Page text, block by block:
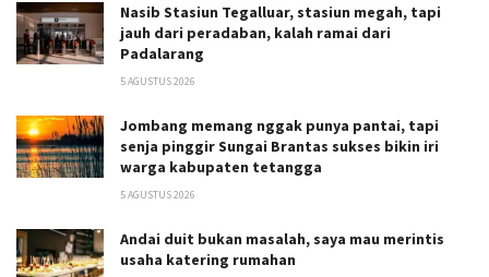
Nasib Stasiun Tegalluar, stasiun megah, tapi
jauh dari peradaban, kalah ramai dari
Padalarang
5 AGUSTUS 2026
Jombang memang nggak punya pantai, tapi
senja pinggir Sungai Brantas sukses bikin iri
warga kabupaten tetangga
5 AGUSTUS 2026
Andai duit bukan masalah, saya mau merintis
usaha katering rumahan